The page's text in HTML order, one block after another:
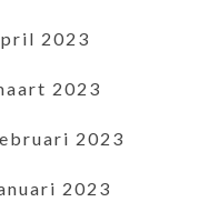
2023
2023
2023
2023